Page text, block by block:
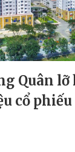
Quân lỡ
cổ